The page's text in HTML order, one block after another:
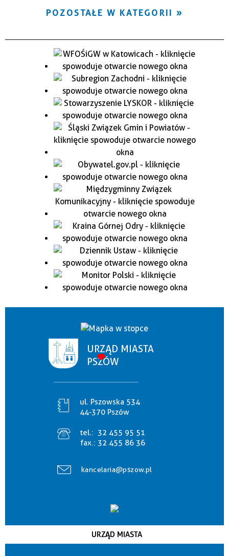
POZOSTAŁE W KATEGORII
URZĄD MIASTA
PSZÓW
ul. Pszowska 534
44-370 Pszów
tel.: 32 455 95 51
fax.: 32 455 86 36
kancelaria@pszow.pl
URZĄD MIASTA